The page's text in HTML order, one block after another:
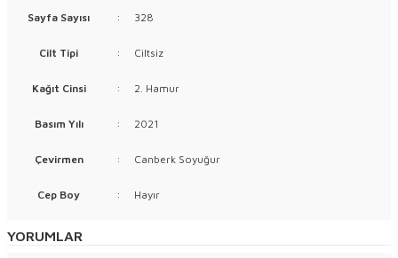
Sayfa Sayısı : 328
Cilt Tipi : Ciltsiz
Kağıt Cinsi : 2. Hamur
Basım Yılı : 2021
Çevirmen : Canberk Soyuğur
Cep Boy : Hayır
YORUMLAR